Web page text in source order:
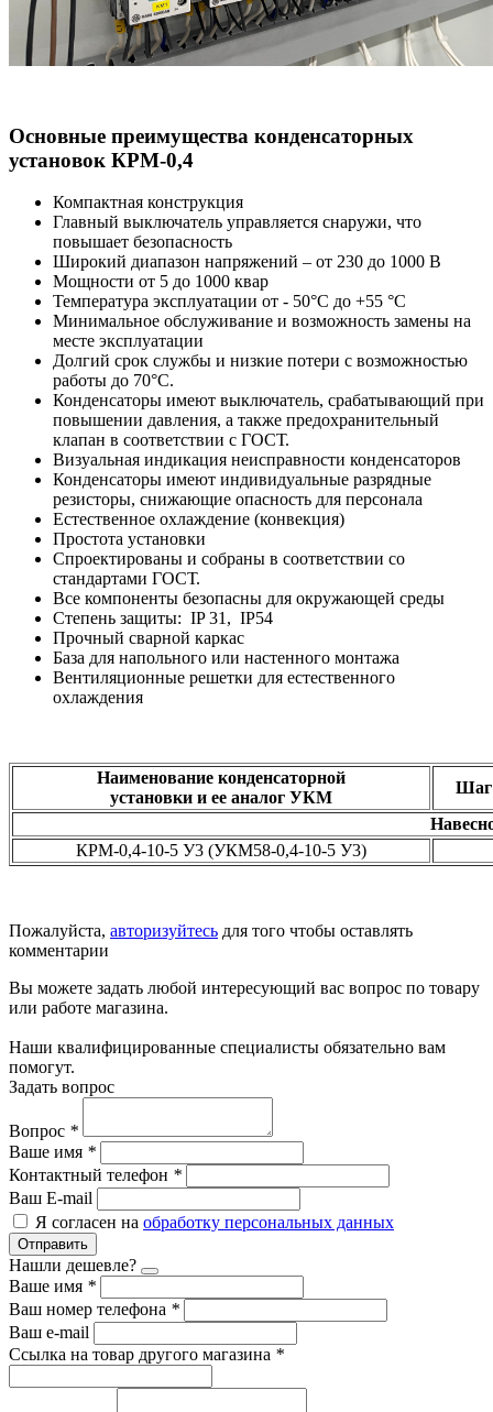
Основные преимущества конденсаторных
установок КРМ-0,4
Компактная конструкция
Главный выключатель управляется снаружи, что
повышает безопасность
Широкий диапазон напряжений – от 230 до 1000 В
Мощности от 5 до 1000 квар
Температура эксплуатации от - 50°C до +55 °C
Минимальное обслуживание и возможность замены на
месте эксплуатации
Долгий срок службы и низкие потери с возможностью
работы до 70°C.
Конденсаторы имеют выключатель, срабатывающий при
повышении давления, а также предохранительный
клапан в соответствии с ГОСТ.
Визуальная индикация неисправности конденсаторов
Конденсаторы имеют индивидуальные разрядные
резисторы, снижающие опасность для персонала
Естественное охлаждение (конвекция)
Простота установки
Спроектированы и собраны в соответствии со
стандартами ГОСТ.
Все компоненты безопасны для окружающей среды
Степень защиты: IP 31, IP54
Прочный сварной каркас
База для напольного или настенного монтажа
Вентиляционные решетки для естественного
охлаждения
Наименование конденсаторной
установки и ее аналог УКМ
Шаг
КРМ-0,4-10-5 У3 (УКМ58-0,4-10-5 У3)
Пожалуйста, авторизуйтесь для того чтобы оставлять
комментарии
Вы можете задать любой интересующий вас вопрос по товару
или работе магазина.
Наши квалифицированные специалисты обязательно вам
помогут.
Задать вопрос
Вопрос *
Ваше имя *
Контактный телефон *
Ваш E-mail
Я согласен на обработку персональных данных
Отправить
Нашли дешевле?
Ваше имя *
Ваш номер телефона *
Ваш e-mail
Ссылка на товар другого магазина *